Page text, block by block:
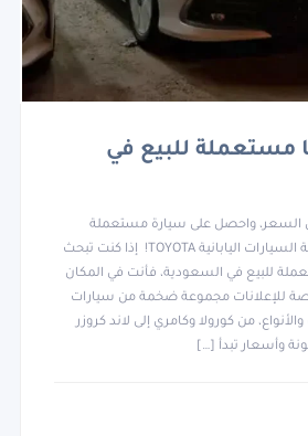
مستعملة للبيع في
10% إلى 50% في السعر، واحصل على سيارة مستعملة
نظيفة من عملاق صناعة السيارات اليابانية TOYOTA! إذا كنت تبحث
للبيع في السعودية، فأنت في المكان
للإعلانات مجموعة ضخمة من سيارات
من كورولا وكامري إلى لاند كروزر
وأسعار تبدأ […]